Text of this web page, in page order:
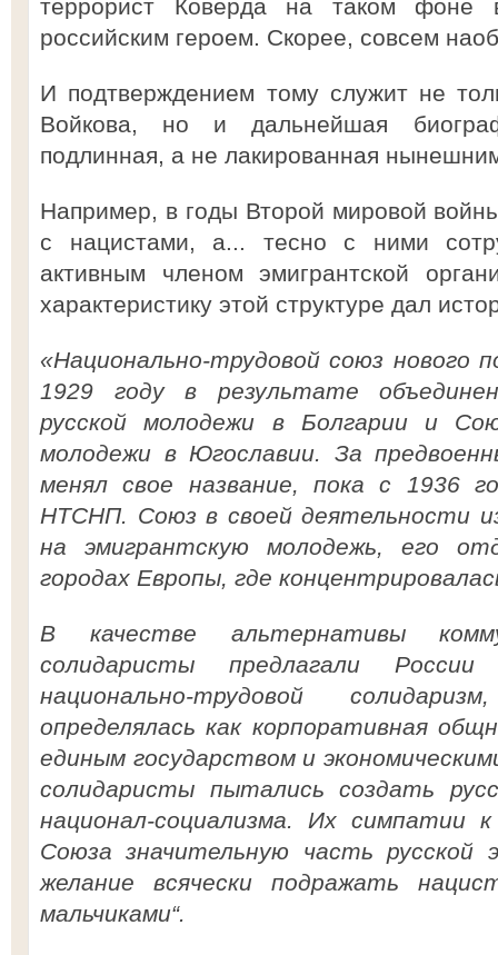
террорист Коверда на таком фоне
российским героем. Скорее, совсем
И подтверждением тому служит не
Войкова, но и дальнейшая
подлинная, а не лакированная
Например, в годы Второй мировой
с нацистами, а... тесно с ними
активным членом эмигрантской
характеристику этой структуре дал
«Национально-трудовой союз нового
1929 году в результате
русской молодежи в Болгарии и
молодежи в Югославии. За
менял свое название, пока с 1936
НТСНП. Союз в своей деятельности
на эмигрантскую молодежь, его
городах Европы, где
В качестве альтернативы
солидаристы предлагали
национально-трудовой
определялась как корпоративная
единым государством и
солидаристы пытались создать
национал-социализма. Их симпатии
Союза значительную часть русской
желание всячески подражать
мальчиками“.